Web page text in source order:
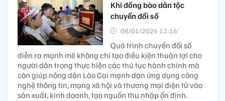
Khi đồng bào dân tộc
chuyển đổi số
08/01/2026 12:16’
Quá trình chuyển đổi số
diễn ra mạnh mẽ không chỉ tạo điều kiện thuận lợi cho
người dân trong thực hiện các thủ tục hành chính mà
còn giúp nông dân Lào Cai mạnh dạn ứng dụng công
nghệ thông tin, mạng xã hội và thương mại điện tử vào
sản xuất, kinh doanh, tạo nguồn thu nhập ổn định.